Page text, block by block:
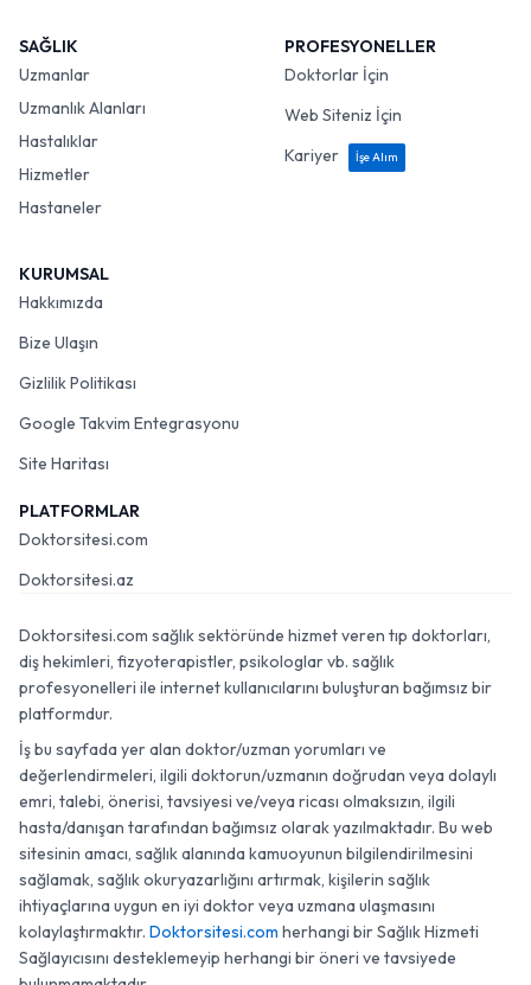
SAĞLIK
Uzmanlar
Uzmanlık Alanları
Hastalıklar
Hizmetler
Hastaneler
PROFESYONELLER
Doktorlar İçin
Web Siteniz İçin
Kariyer
İşe Alım
KURUMSAL
Hakkımızda
Bize Ulaşın
Gizlilik Politikası
Google Takvim Entegrasyonu
Site Haritası
PLATFORMLAR
Doktorsitesi.com
Doktorsitesi.az
Doktorsitesi.com sağlık sektöründe hizmet veren tıp doktorları,
diş hekimleri, fizyoterapistler, psikologlar vb. sağlık
profesyonelleri ile internet kullanıcılarını buluşturan bağımsız bir
platformdur.
İş bu sayfada yer alan doktor/uzman yorumları ve
değerlendirmeleri, ilgili doktorun/uzmanın doğrudan veya dolaylı
emri, talebi, önerisi, tavsiyesi ve/veya ricası olmaksızın, ilgili
hasta/danışan tarafından bağımsız olarak yazılmaktadır. Bu web
sitesinin amacı, sağlık alanında kamuoyunun bilgilendirilmesini
sağlamak, sağlık okuryazarlığını artırmak, kişilerin sağlık
ihtiyaçlarına uygun en iyi doktor veya uzmana ulaşmasını
kolaylaştırmaktır. Doktorsitesi.com herhangi bir Sağlık Hizmeti
Sağlayıcısını desteklemeyip herhangi bir öneri ve tavsiyede